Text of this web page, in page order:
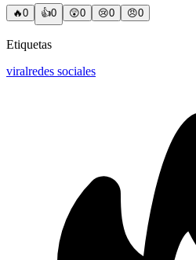
🔥0 👍0 😲0 😢0 😠0
Etiquetas
viralredes sociales